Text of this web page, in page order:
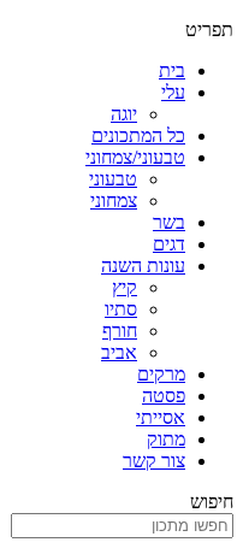
תפריט
בית
עלי
יוגה
כל המתכונים
טבעוני/צמחוני
טבעוני
צמחוני
בשר
דגים
עונות השנה
קיץ
סתיו
חורף
אביב
מרקים
פסטה
אסייתי
מתוק
צור קשר
חיפוש